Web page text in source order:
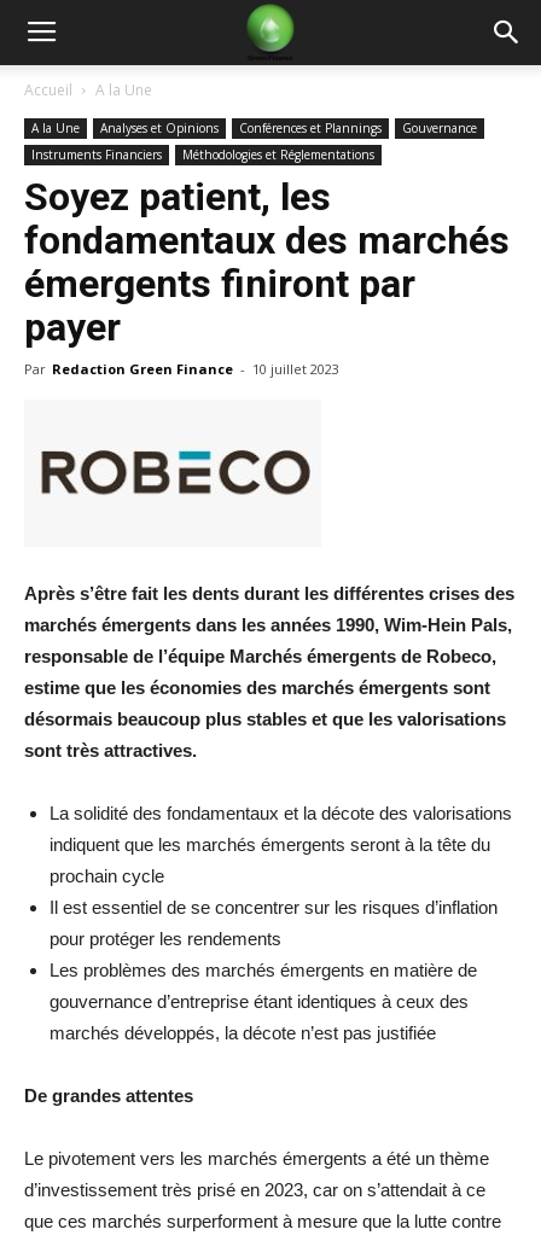
Green
Finance
Accueil A la Une
A la Une Analyses et Opinions Conférences et Plannings
Gouvernance
Instruments Financiers
Méthodologies et Réglementations
Soyez patient, les
fondamentaux des marchés
émergents finiront par
payer
Par Redaction Green Finance - 10 juillet 2023
Après s’être fait les dents durant les différentes crises des
marchés émergents dans les années 1990, Wim-Hein Pals,
responsable de l’équipe Marchés émergents de Robeco,
estime que les économies des marchés émergents sont
désormais beaucoup plus stables et que les valorisations
sont très attractives.
La solidité des fondamentaux et la décote des valorisations
indiquent que les marchés émergents seront à la tête du
prochain cycle
Il est essentiel de se concentrer sur les risques d’inflation
pour protéger les rendements
Les problèmes des marchés émergents en matière de
gouvernance d’entreprise étant identiques à ceux des
marchés développés, la décote n’est pas justifiée
De grandes attentes
Le pivotement vers les marchés émergents a été un thème
d’investissement très prisé en 2023, car on s’attendait à ce
que ces marchés surperforment à mesure que la lutte contre